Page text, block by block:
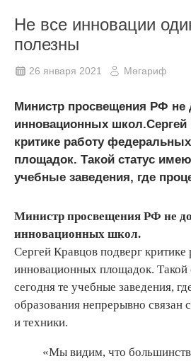
Не все инновации
полезны
26 января 2021 Мәгариф
Министр просвещения РФ не
инновационных школ.Сергей
критике работу
площадок. Такой статус
учебные заведения, где
Министр просвещения РФ не
инновационных школ.
Сергей Кравцов подверг
инновационных площадок. Такой
сегодня те учебные заведения,
образования непрерывно связан
и техники.
«Мы видим, что